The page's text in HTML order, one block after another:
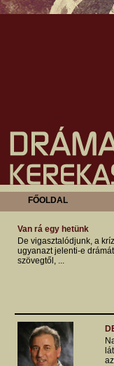
FŐOLDAL
Van rá egy hetünk
De vigasztalódjunk, a
ugyanazt jelenti-e
szövegtől, ...